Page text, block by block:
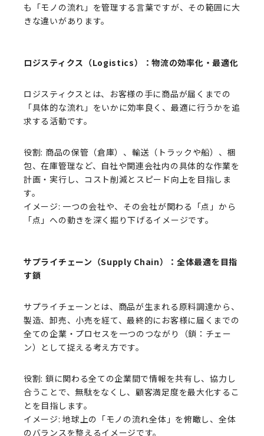
も「モノの流れ」を管理する言葉ですが、その範囲に大
きな違いがあります。
ロジスティクス（Logistics）：物流の効率化・最適化
ロジスティクスとは、お客様の手に商品が届くまでの
「具体的な流れ」をいかに効率良く、最適に行うかを追
求する活動です。
役割: 商品の保管（倉庫）、輸送（トラックや船）、梱
包、在庫管理など、自社や関連会社内の具体的な作業を
計画・実行し、コスト削減とスピード向上を目指しま
す。
イメージ: 一つの会社や、その会社が関わる「点」から
「点」への動きを深く掘り下げるイメージです。
サプライチェーン（Supply Chain）：全体最適を目指
す鎖
サプライチェーンとは、商品が生まれる原料調達から、
製造、卸売、小売を経て、最終的にお客様に届くまでの
全ての企業・プロセスを一つのつながり（鎖：チェー
ン）として捉える考え方です。
役割: 鎖に関わる全ての企業間で情報を共有し、協力し
合うことで、無駄をなくし、顧客満足度を最大化するこ
とを目指します。
イメージ: 地球上の「モノの流れ全体」を俯瞰し、全体
のバランスを整えるイメージです。